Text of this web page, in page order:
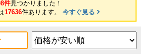
件見つかりました！
17636件あります。 今すぐ見る